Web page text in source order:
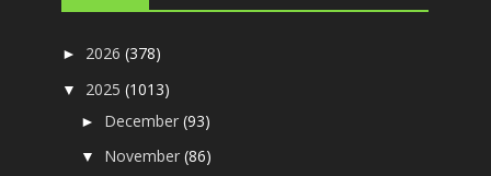
► 2026(378)
▼ 2025(1013)
► December(93)
▼ November(86)